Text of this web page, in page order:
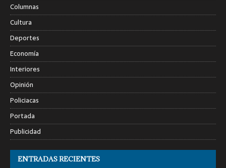
Columnas
Cultura
Deportes
Economía
Interiores
Opinión
Policiacas
Portada
Publicidad
ENTRADAS RECIENTES